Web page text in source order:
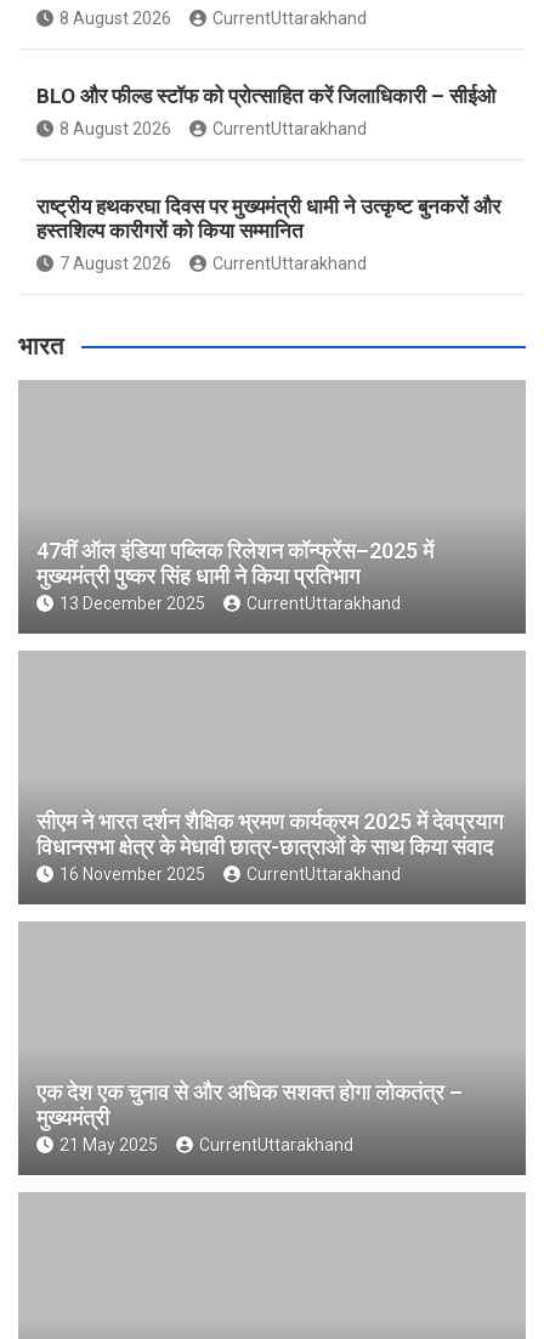
8 August 2026 CurrentUttarakhand
BLO और फील्ड स्टॉफ को प्रोत्साहित करें जिलाधिकारी – सीईओ
8 August 2026 CurrentUttarakhand
राष्ट्रीय हथकरघा दिवस पर मुख्यमंत्री धामी ने उत्कृष्ट बुनकरों और
हस्तशिल्प कारीगरों को किया सम्मानित
7 August 2026 CurrentUttarakhand
भारत
47वीं ऑल इंडिया पब्लिक रिलेशन कॉन्फ्रेंस–2025 में
मुख्यमंत्री पुष्कर सिंह धामी ने किया प्रतिभाग
13 December 2025 CurrentUttarakhand
सीएम ने भारत दर्शन शैक्षिक भ्रमण कार्यक्रम 2025 में देवप्रयाग
विधानसभा क्षेत्र के मेधावी छात्र-छात्राओं के साथ किया संवाद
16 November 2025 CurrentUttarakhand
एक देश एक चुनाव से और अधिक सशक्त होगा लोकतंत्र –
मुख्यमंत्री
21 May 2025 CurrentUttarakhand